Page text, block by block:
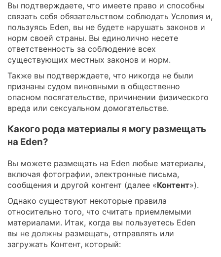
Вы подтверждаете, что имеете право и способны
связать себя обязательством соблюдать Условия и,
пользуясь Eden, вы не будете нарушать законов и
норм своей страны. Вы единолично несете
ответственность за соблюдение всех
существующих местных законов и норм.
Также вы подтверждаете, что никогда не были
признаны судом виновными в общественно
опасном посягательстве, причинении физического
вреда или сексуальном домогательстве.
Какого рода материалы я могу размещать
на Eden?
Вы можете размещать на Eden любые материалы,
включая фотографии, электронные письма,
сообщения и другой контент (далее «Контент»).
Однако существуют некоторые правила
относительно того, что считать приемлемыми
материалами. Итак, когда вы пользуетесь Eden
вы не должны размещать, отправлять или
загружать Контент, который: